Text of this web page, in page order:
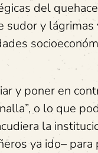
del
sudor y
poner en
o lo que
la
ya ido–